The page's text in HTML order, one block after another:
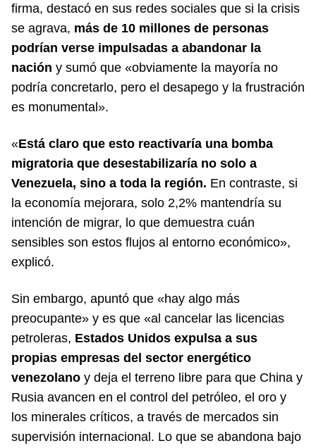
firma, destacó en sus redes sociales que si la crisis
se agrava, más de 10 millones de personas
podrían verse impulsadas a abandonar la
nación y sumó que «obviamente la mayoría no
podría concretarlo, pero el desapego y la frustración
es monumental».
«Está claro que esto reactivaría una bomba
migratoria que desestabilizaría no solo a
Venezuela, sino a toda la región. En contraste, si
la economía mejorara, solo 2,2% mantendría su
intención de migrar, lo que demuestra cuán
sensibles son estos flujos al entorno económico»,
explicó.
Sin embargo, apuntó que «hay algo más
preocupante» y es que «al cancelar las licencias
petroleras, Estados Unidos expulsa a sus
propias empresas del sector energético
venezolano y deja el terreno libre para que China y
Rusia avancen en el control del petróleo, el oro y
los minerales críticos, a través de mercados sin
supervisión internacional. Lo que se abandona bajo